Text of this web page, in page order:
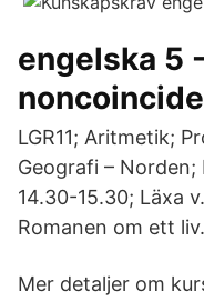
engelska 5 -
LGR11; Aritmetik;
Geografi –
14.30-15.30; Läxa
Romanen om ett
Mer detaljer om